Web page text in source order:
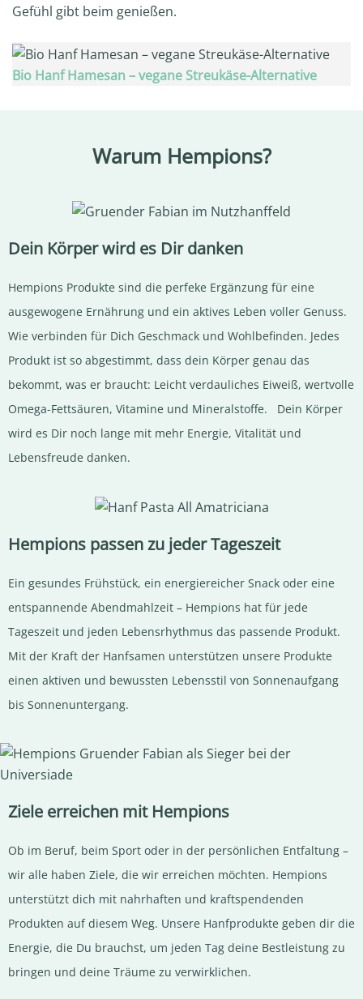
Gefühl gibt beim genießen.
Bio Hanf Hamesan – vegane Streukäse-Alternative
Warum Hempions?
Dein Körper wird es Dir danken
Hempions Produkte sind die perfeke Ergänzung für eine
ausgewogene Ernährung und ein aktives Leben voller Genuss.
Wie verbinden für Dich Geschmack und Wohlbefinden. Jedes
Produkt ist so abgestimmt, dass dein Körper genau das
bekommt, was er braucht: Leicht verdauliches Eiweiß, wertvolle
Omega-Fettsäuren, Vitamine und Mineralstoffe. Dein Körper
wird es Dir noch lange mit mehr Energie, Vitalität und
Lebensfreude danken.
Hempions passen zu jeder Tageszeit
Ein gesundes Frühstück, ein energiereicher Snack oder eine
entspannende Abendmahlzeit – Hempions hat für jede
Tageszeit und jeden Lebensrhythmus das passende Produkt.
Mit der Kraft der Hanfsamen unterstützen unsere Produkte
einen aktiven und bewussten Lebensstil von Sonnenaufgang
bis Sonnenuntergang.
Ziele erreichen mit Hempions
Ob im Beruf, beim Sport oder in der persönlichen Entfaltung –
wir alle haben Ziele, die wir erreichen möchten. Hempions
unterstützt dich mit nahrhaften und kraftspendenden
Produkten auf diesem Weg. Unsere Hanfprodukte geben dir die
Energie, die Du brauchst, um jeden Tag deine Bestleistung zu
bringen und deine Träume zu verwirklichen.